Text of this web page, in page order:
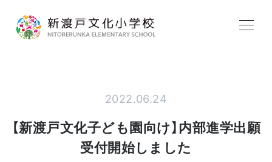
学校生活
2022.06.24
【新渡戸文化子ども園向け】内部進学出願
受付開始しました